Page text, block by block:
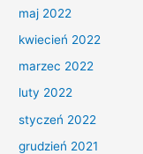
maj 2022
kwiecień 2022
marzec 2022
luty 2022
styczeń 2022
grudzień 2021